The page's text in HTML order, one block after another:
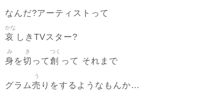
なんだ?アーティストって
哀
かな
しきTVスター?
身
み
を切
き
って創
つく
って それまで
グラム売
う
りをするようなもんか…